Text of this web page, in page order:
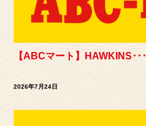
【ABCマート】HAWKINS･･･
2026年7月24日